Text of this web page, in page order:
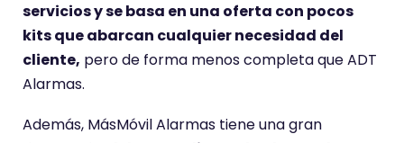
servicios y se basa en una oferta con pocos
kits que abarcan cualquier necesidad del
cliente, pero de forma menos completa que ADT
Alarmas.
Además, MásMóvil Alarmas tiene una gran